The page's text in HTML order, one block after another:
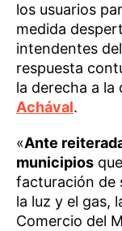
los usuarios
medida
intendentes
respuesta
la derecha a la
Achával.
«Ante
municipios
facturación de
la luz y el gas,
Comercio del